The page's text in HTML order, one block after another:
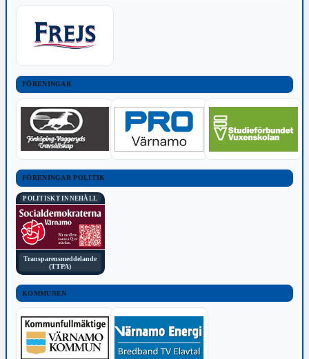
FÖRENINGAR
FÖRENINGAR POLITIK
POLITISKT INNEHÅLL
Transparensmeddelande
(TTPA)
KOMMUNEN